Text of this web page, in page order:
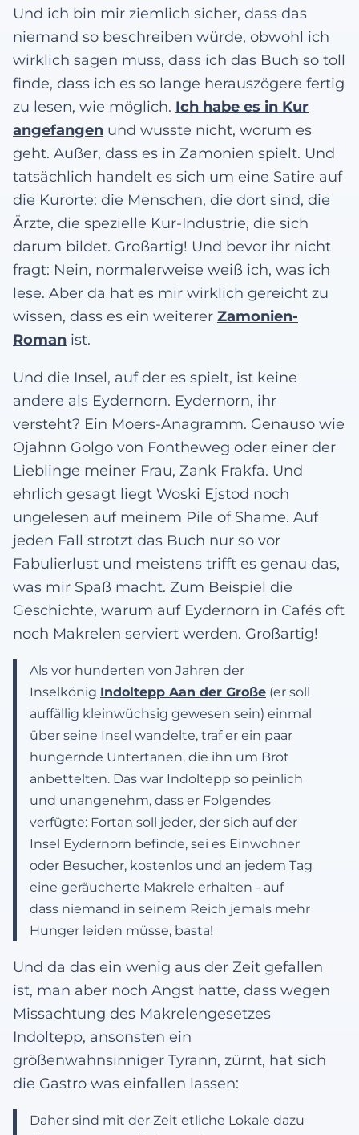
Und ich bin mir ziemlich sicher, dass das
niemand so beschreiben würde, obwohl ich
wirklich sagen muss, dass ich das Buch so toll
finde, dass ich es so lange herauszögere fertig
zu lesen, wie möglich. Ich habe es in Kur
angefangen und wusste nicht, worum es
geht. Außer, dass es in Zamonien spielt. Und
tatsächlich handelt es sich um eine Satire auf
die Kurorte: die Menschen, die dort sind, die
Ärzte, die spezielle Kur-Industrie, die sich
darum bildet. Großartig! Und bevor ihr nicht
fragt: Nein, normalerweise weiß ich, was ich
lese. Aber da hat es mir wirklich gereicht zu
wissen, dass es ein weiterer Zamonien-
Roman ist.
Und die Insel, auf der es spielt, ist keine
andere als Eydernorn. Eydernorn, ihr
versteht? Ein Moers-Anagramm. Genauso wie
Ojahnn Golgo von Fontheweg oder einer der
Lieblinge meiner Frau, Zank Frakfa. Und
ehrlich gesagt liegt Woski Ejstod noch
ungelesen auf meinem Pile of Shame. Auf
jeden Fall strotzt das Buch nur so vor
Fabulierlust und meistens trifft es genau das,
was mir Spaß macht. Zum Beispiel die
Geschichte, warum auf Eydernorn in Cafés oft
noch Makrelen serviert werden. Großartig!
Als vor hunderten von Jahren der
Inselkönig Indoltepp Aan der Große (er soll
auffällig kleinwüchsig gewesen sein) einmal
über seine Insel wandelte, traf er ein paar
hungernde Untertanen, die ihn um Brot
anbettelten. Das war Indoltepp so peinlich
und unangenehm, dass er Folgendes
verfügte: Fortan soll jeder, der sich auf der
Insel Eydernorn befinde, sei es Einwohner
oder Besucher, kostenlos und an jedem Tag
eine geräucherte Makrele erhalten - auf
dass niemand in seinem Reich jemals mehr
Hunger leiden müsse, basta!
Und da das ein wenig aus der Zeit gefallen
ist, man aber noch Angst hatte, dass wegen
Missachtung des Makrelengesetzes
Indoltepp, ansonsten ein
größenwahnsinniger Tyrann, zürnt, hat sich
die Gastro was einfallen lassen:
Daher sind mit der Zeit etliche Lokale dazu